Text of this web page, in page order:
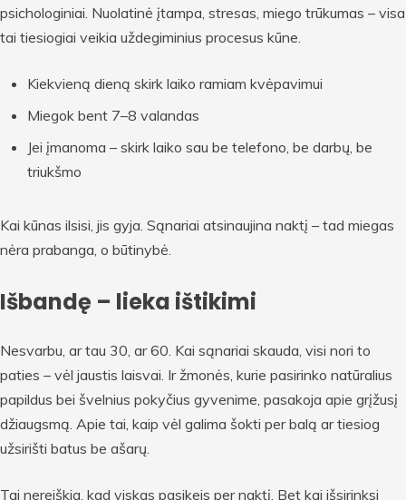
psichologiniai. Nuolatinė įtampa, stresas, miego trūkumas – visa
tai tiesiogiai veikia uždegiminius procesus kūne.
Kiekvieną dieną skirk laiko ramiam kvėpavimui
Miegok bent 7–8 valandas
Jei įmanoma – skirk laiko sau be telefono, be darbų, be
triukšmo
Kai kūnas ilsisi, jis gyja. Sąnariai atsinaujina naktį – tad miegas
nėra prabanga, o būtinybė.
Išbandę – lieka ištikimi
Nesvarbu, ar tau 30, ar 60. Kai sąnariai skauda, visi nori to
paties – vėl jaustis laisvai. Ir žmonės, kurie pasirinko natūralius
papildus bei švelnius pokyčius gyvenime, pasakoja apie grįžusį
džiaugsmą. Apie tai, kaip vėl galima šokti per balą ar tiesiog
užsirišti batus be ašarų.
Tai nereiškia, kad viskas pasikeis per naktį. Bet kai išsirinksi